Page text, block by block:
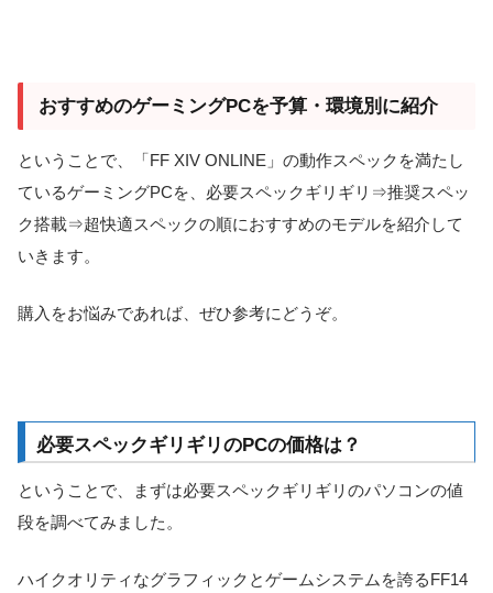
おすすめのゲーミングPCを予算・環境別に紹介
ということで、「FF XIV ONLINE」の動作スペックを満たし
ているゲーミングPCを、必要スペックギリギリ⇒推奨スペッ
ク搭載⇒超快適スペックの順におすすめのモデルを紹介して
いきます。
購入をお悩みであれば、ぜひ参考にどうぞ。
必要スペックギリギリのPCの価格は？
ということで、まずは必要スペックギリギリのパソコンの値
段を調べてみました。
ハイクオリティなグラフィックとゲームシステムを誇るFF14